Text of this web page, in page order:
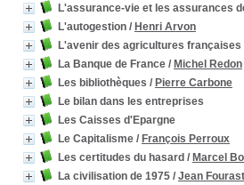
L'assurance-vie et les assurances
L'autogestion / Henri Arvon
L'avenir des agricultures françaises
La Banque de France / Michel Redon
Les bibliothèques / Pierre Carbone
Le bilan dans les entreprises
Les Caisses d'Epargne
Le Capitalisme / François Perroux
Les certitudes du hasard / Marcel
La civilisation de 1975 / Jean